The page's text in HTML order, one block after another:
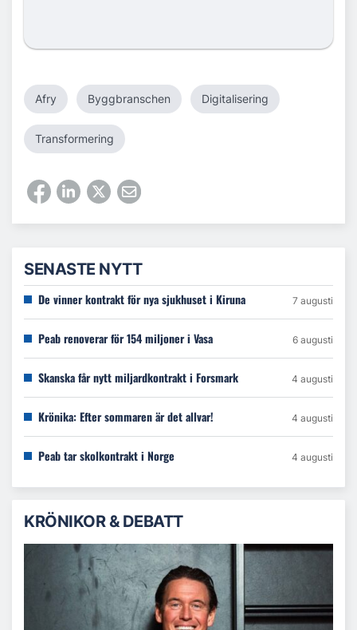
Afry Byggbranschen Digitalisering
Transformering
SENASTE NYTT
De vinner kontrakt för nya sjukhuset i Kiruna 7 augusti
Peab renoverar för 154 miljoner i Vasa 6 augusti
Skanska får nytt miljardkontrakt i Forsmark 4 augusti
Krönika: Efter sommaren är det allvar! 4 augusti
Peab tar skolkontrakt i Norge 4 augusti
KRÖNIKOR & DEBATT